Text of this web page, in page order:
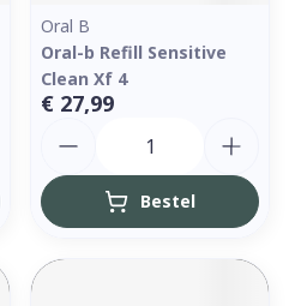
Oral B
Oral-b Refill Sensitive
Clean Xf 4
€ 27,99
Bestel